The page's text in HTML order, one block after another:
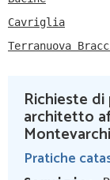
Cavriglia
Terranuova
Richieste
architetto
Montevarchi
Pratiche